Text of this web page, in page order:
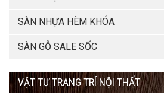
SÀN NHỰA HÈM KHÓA
SÀN GỖ SALE SỐC
VẬT TƯ TRANG TRÍ NỘI THẤT